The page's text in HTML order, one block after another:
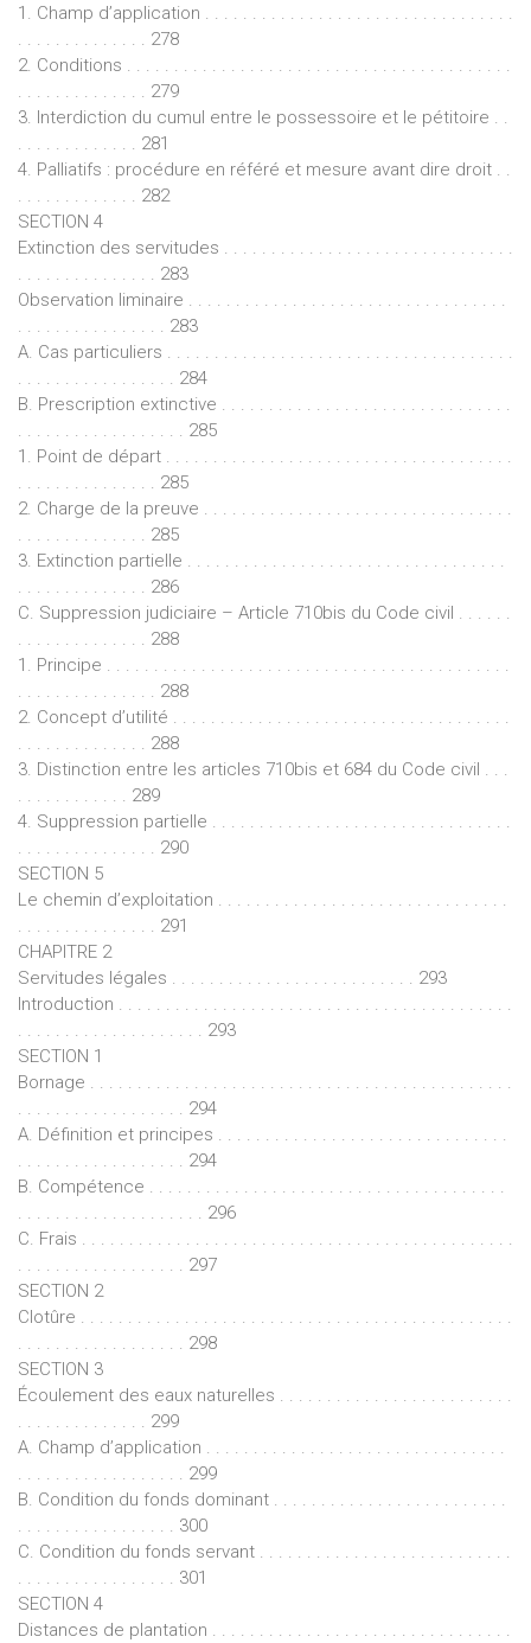
1. Champ d’application . . . . . . . . . . . . . . . . . . . . . . . . . . . . . . . . .
. . . . . . . . . . . . . . 278
2. Conditions . . . . . . . . . . . . . . . . . . . . . . . . . . . . . . . . . . . . . . . . .
. . . . . . . . . . . . . . 279
3. Interdiction du cumul entre le possessoire et le pétitoire . .
. . . . . . . . . . . . . 281
4. Palliatifs : procédure en référé et mesure avant dire droit . .
. . . . . . . . . . . . . 282
SECTION 4
Extinction des servitudes . . . . . . . . . . . . . . . . . . . . . . . . . . . . . . .
. . . . . . . . . . . . . . . 283
Observation liminaire . . . . . . . . . . . . . . . . . . . . . . . . . . . . . . . . . .
. . . . . . . . . . . . . . . . 283
A. Cas particuliers . . . . . . . . . . . . . . . . . . . . . . . . . . . . . . . . . . . . .
. . . . . . . . . . . . . . . . . 284
B. Prescription extinctive . . . . . . . . . . . . . . . . . . . . . . . . . . . . . . .
. . . . . . . . . . . . . . . . . . 285
1. Point de départ . . . . . . . . . . . . . . . . . . . . . . . . . . . . . . . . . . . . .
. . . . . . . . . . . . . . . 285
2. Charge de la preuve . . . . . . . . . . . . . . . . . . . . . . . . . . . . . . . . .
. . . . . . . . . . . . . . 285
3. Extinction partielle . . . . . . . . . . . . . . . . . . . . . . . . . . . . . . . . . .
. . . . . . . . . . . . . . 286
C. Suppression judiciaire – Article 710bis du Code civil . . . . . .
. . . . . . . . . . . . . . 288
1. Principe . . . . . . . . . . . . . . . . . . . . . . . . . . . . . . . . . . . . . . . . . . .
. . . . . . . . . . . . . . . 288
2. Concept d’utilité . . . . . . . . . . . . . . . . . . . . . . . . . . . . . . . . . . . .
. . . . . . . . . . . . . . 288
3. Distinction entre les articles 710bis et 684 du Code civil . . .
. . . . . . . . . . . . 289
4. Suppression partielle . . . . . . . . . . . . . . . . . . . . . . . . . . . . . . . .
. . . . . . . . . . . . . . . 290
SECTION 5
Le chemin d’exploitation . . . . . . . . . . . . . . . . . . . . . . . . . . . . . . .
. . . . . . . . . . . . . . . 291
CHAPITRE 2
Servitudes légales . . . . . . . . . . . . . . . . . . . . . . . . . . 293
Introduction . . . . . . . . . . . . . . . . . . . . . . . . . . . . . . . . . . . . . . . . . .
. . . . . . . . . . . . . . . . . . . . 293
SECTION 1
Bornage . . . . . . . . . . . . . . . . . . . . . . . . . . . . . . . . . . . . . . . . . . . . .
. . . . . . . . . . . . . . . . . . 294
A. Définition et principes . . . . . . . . . . . . . . . . . . . . . . . . . . . . . . .
. . . . . . . . . . . . . . . . . . 294
B. Compétence . . . . . . . . . . . . . . . . . . . . . . . . . . . . . . . . . . . . . .
. . . . . . . . . . . . . . . . . . . . 296
C. Frais . . . . . . . . . . . . . . . . . . . . . . . . . . . . . . . . . . . . . . . . . . . . . .
. . . . . . . . . . . . . . . . . . 297
SECTION 2
Clotûre . . . . . . . . . . . . . . . . . . . . . . . . . . . . . . . . . . . . . . . . . . . . . .
. . . . . . . . . . . . . . . . . . 298
SECTION 3
Écoulement des eaux naturelles . . . . . . . . . . . . . . . . . . . . . . . . .
. . . . . . . . . . . . . . 299
A. Champ d’application . . . . . . . . . . . . . . . . . . . . . . . . . . . . . . . .
. . . . . . . . . . . . . . . . . . 299
B. Condition du fonds dominant . . . . . . . . . . . . . . . . . . . . . . . . .
. . . . . . . . . . . . . . . . . 300
C. Condition du fonds servant . . . . . . . . . . . . . . . . . . . . . . . . . . .
. . . . . . . . . . . . . . . . . 301
SECTION 4
Distances de plantation . . . . . . . . . . . . . . . . . . . . . . . . . . . . . . . .